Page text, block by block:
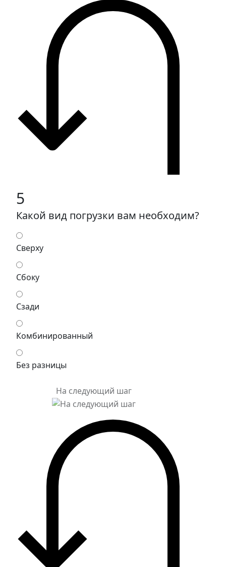
5
Какой вид погрузки вам необходим?
Сверху
Сбоку
Сзади
Комбинированный
Без разницы
На следующий шаг